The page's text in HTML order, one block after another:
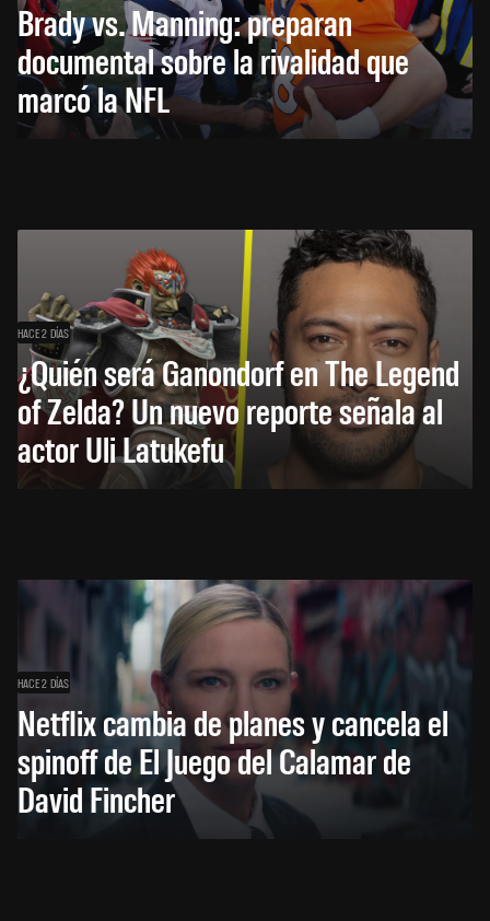
Brady vs. Manning: preparan
documental sobre la rivalidad que
marcó la NFL
HACE 2 DÍAS
¿Quién será Ganondorf en The Legend
of Zelda? Un nuevo reporte señala al
actor Uli Latukefu
HACE 2 DÍAS
Netflix cambia de planes y cancela el
spinoff de El Juego del Calamar de
David Fincher